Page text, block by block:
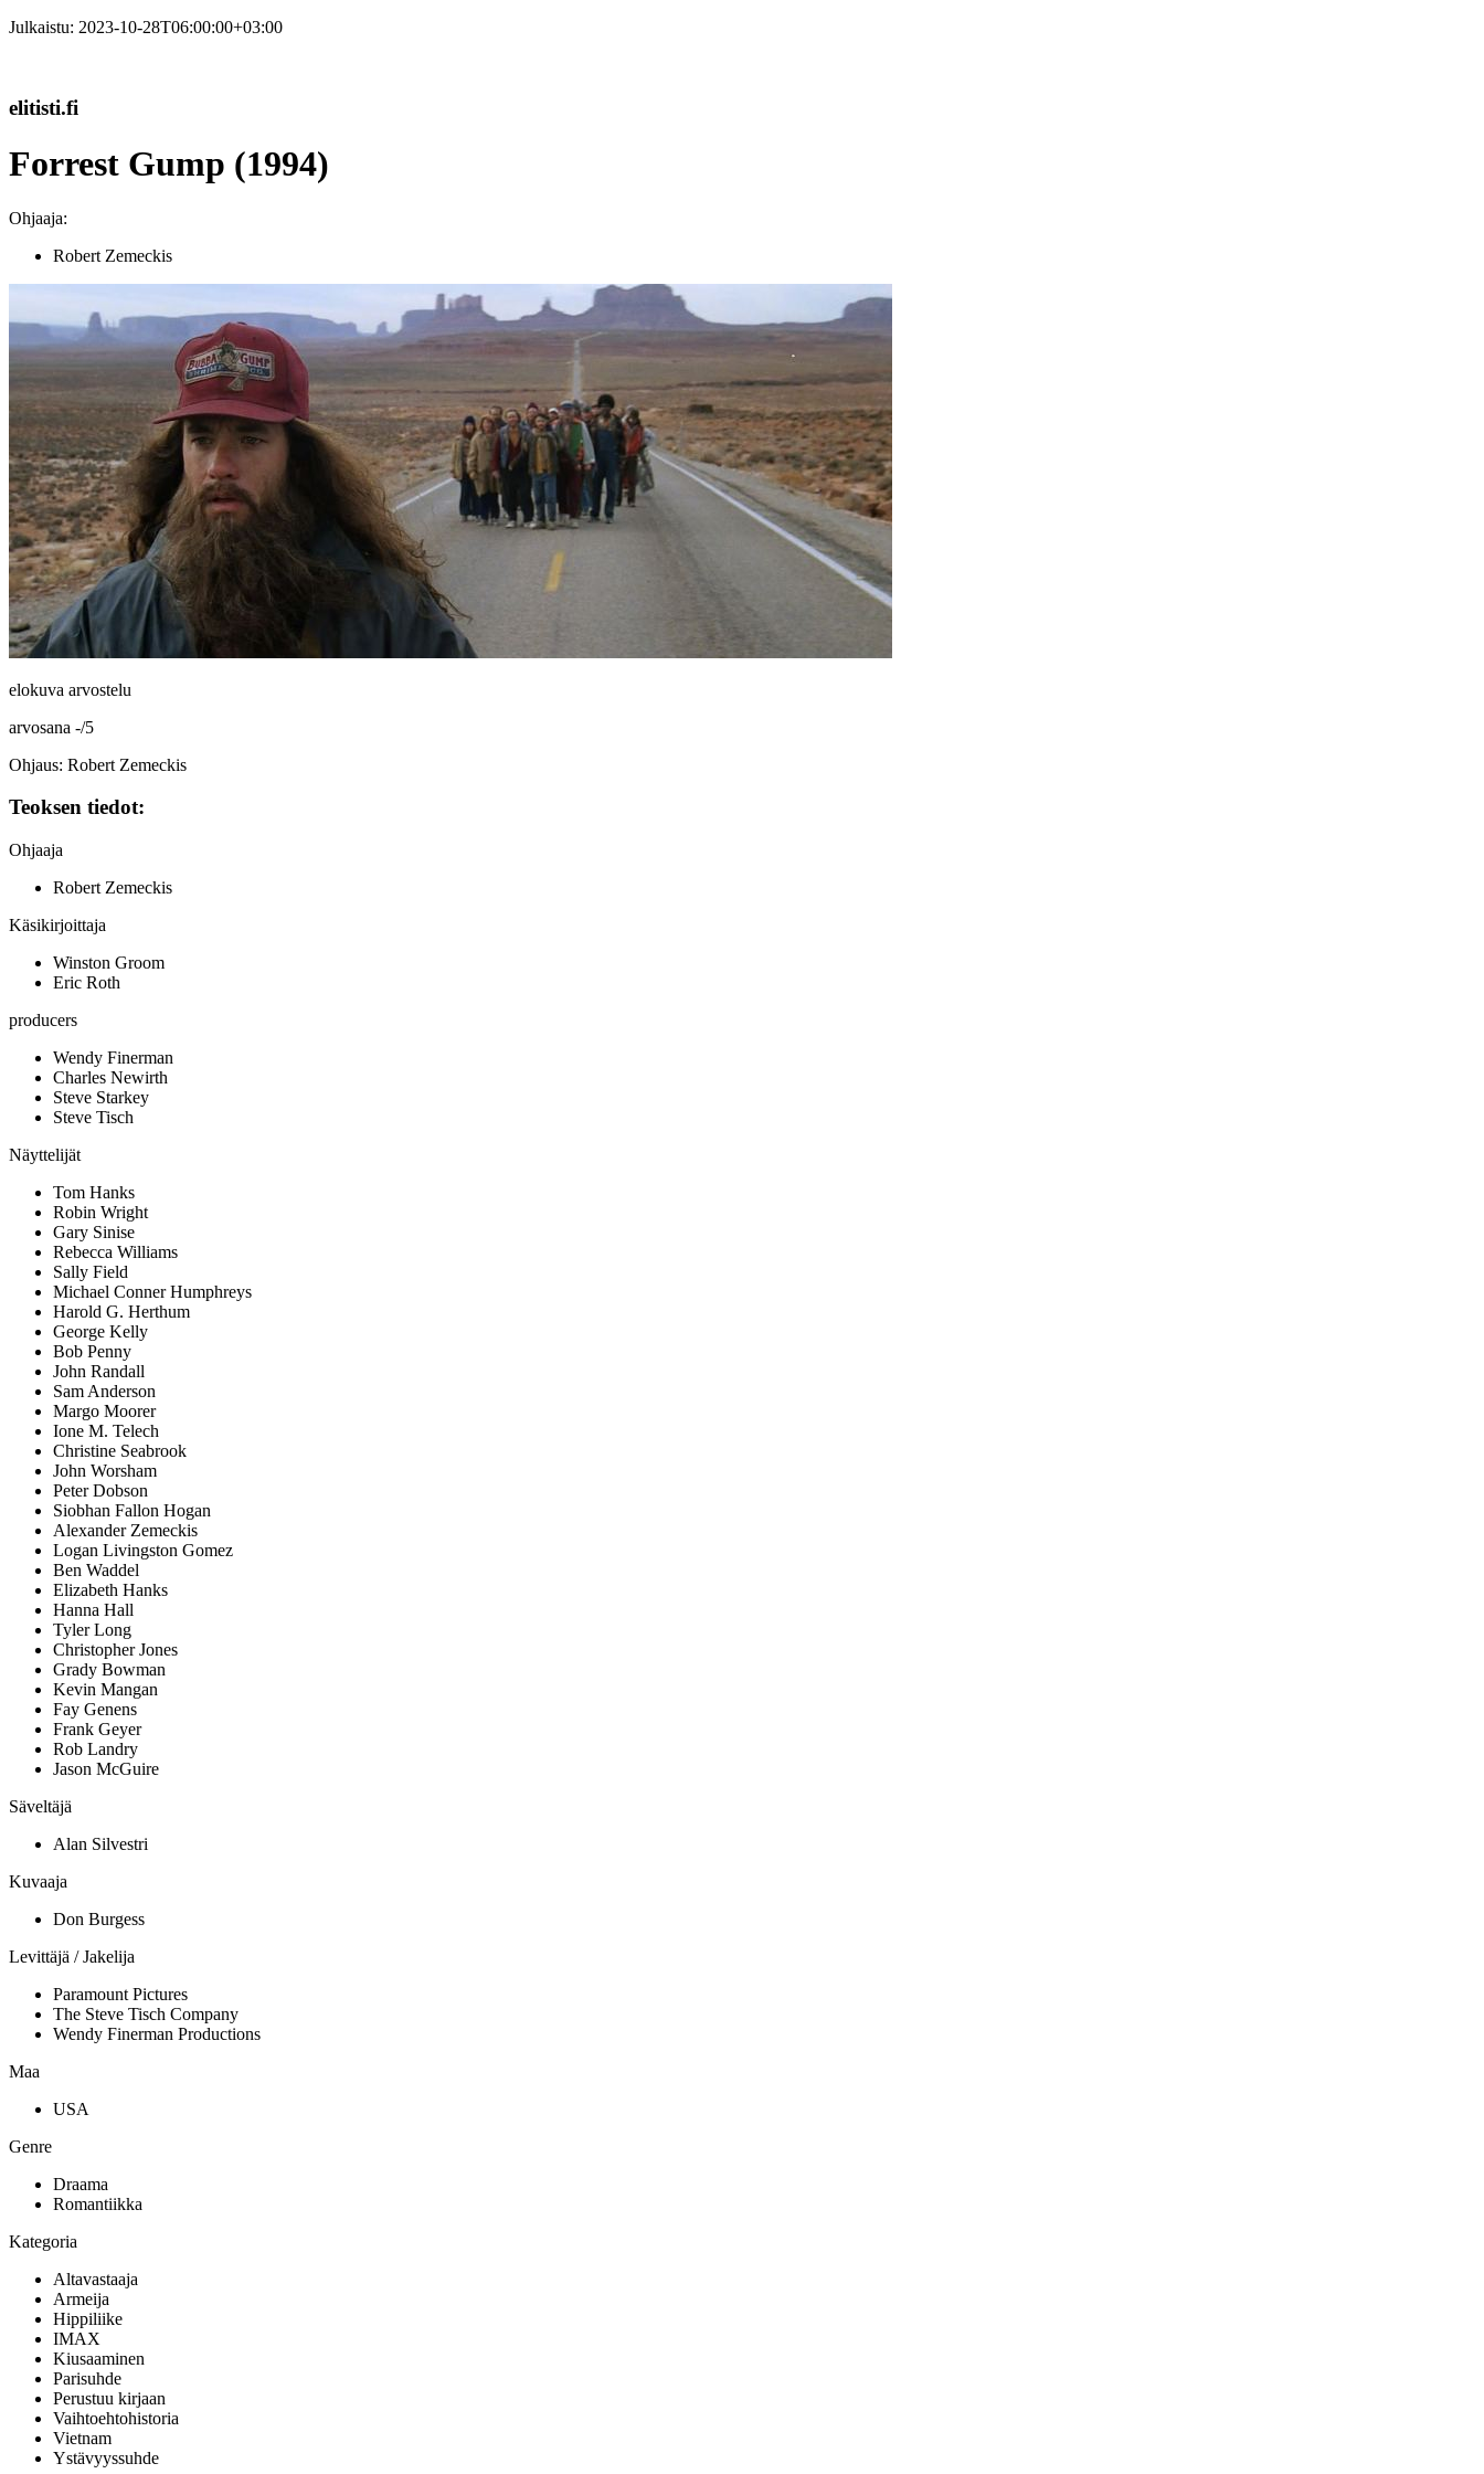
Julkaistu: 2023-10-28T06:00:00+03:00
elitisti.fi
Forrest Gump (1994)
Ohjaaja:
Robert Zemeckis
elokuva arvostelu
arvosana -/5
Ohjaus: Robert Zemeckis
Teoksen tiedot:
Ohjaaja
Robert Zemeckis
Käsikirjoittaja
Winston Groom
Eric Roth
producers
Wendy Finerman
Charles Newirth
Steve Starkey
Steve Tisch
Näyttelijät
Tom Hanks
Robin Wright
Gary Sinise
Rebecca Williams
Sally Field
Michael Conner Humphreys
Harold G. Herthum
George Kelly
Bob Penny
John Randall
Sam Anderson
Margo Moorer
Ione M. Telech
Christine Seabrook
John Worsham
Peter Dobson
Siobhan Fallon Hogan
Alexander Zemeckis
Logan Livingston Gomez
Ben Waddel
Elizabeth Hanks
Hanna Hall
Tyler Long
Christopher Jones
Grady Bowman
Kevin Mangan
Fay Genens
Frank Geyer
Rob Landry
Jason McGuire
Säveltäjä
Alan Silvestri
Kuvaaja
Don Burgess
Levittäjä / Jakelija
Paramount Pictures
The Steve Tisch Company
Wendy Finerman Productions
Maa
USA
Genre
Draama
Romantiikka
Kategoria
Altavastaaja
Armeija
Hippiliike
IMAX
Kiusaaminen
Parisuhde
Perustuu kirjaan
Vaihtoehtohistoria
Vietnam
Ystävyyssuhde